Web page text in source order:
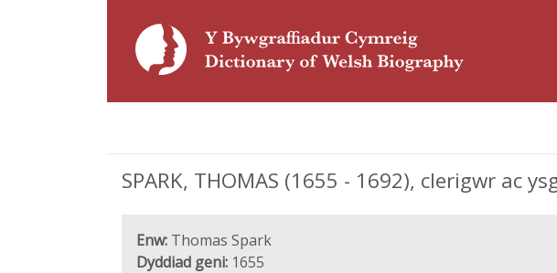
SPARK, THOMAS (1655 - 1692), clerigwr ac
Enw: Thomas Spark
Dyddiad geni: 1655